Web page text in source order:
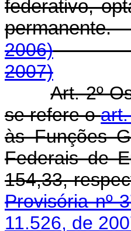
federativo,
2006)
2007)
Art. 2º
se refere o
às Funções
Federais de
154,33,
Provisória nº
11.526, de